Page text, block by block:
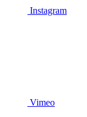
Instagram
Vimeo